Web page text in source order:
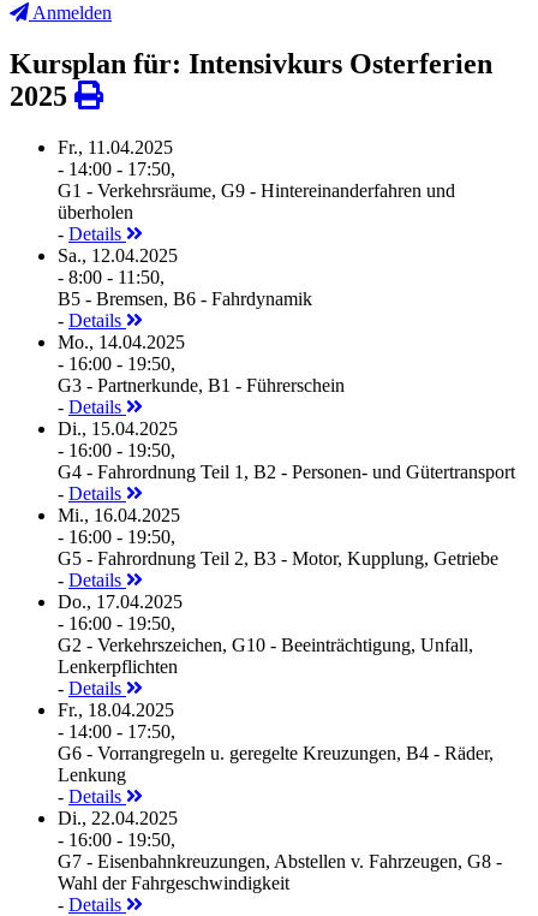
Anmelden
Kursplan für: Intensivkurs Osterferien
2025
Fr., 11.04.2025
- 14:00 - 17:50,
G1 - Verkehrsräume, G9 - Hintereinanderfahren und
überholen
- Details
Sa., 12.04.2025
- 8:00 - 11:50,
B5 - Bremsen, B6 - Fahrdynamik
- Details
Mo., 14.04.2025
- 16:00 - 19:50,
G3 - Partnerkunde, B1 - Führerschein
- Details
Di., 15.04.2025
- 16:00 - 19:50,
G4 - Fahrordnung Teil 1, B2 - Personen- und Gütertransport
- Details
Mi., 16.04.2025
- 16:00 - 19:50,
G5 - Fahrordnung Teil 2, B3 - Motor, Kupplung, Getriebe
- Details
Do., 17.04.2025
- 16:00 - 19:50,
G2 - Verkehrszeichen, G10 - Beeinträchtigung, Unfall,
Lenkerpflichten
- Details
Fr., 18.04.2025
- 14:00 - 17:50,
G6 - Vorrangregeln u. geregelte Kreuzungen, B4 - Räder,
Lenkung
- Details
Di., 22.04.2025
- 16:00 - 19:50,
G7 - Eisenbahnkreuzungen, Abstellen v. Fahrzeugen, G8 -
Wahl der Fahrgeschwindigkeit
- Details